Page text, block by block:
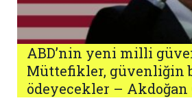
ABD’nin yeni milli
Müttefikler, güvenliğin
ödeyecekler – Akdoğan